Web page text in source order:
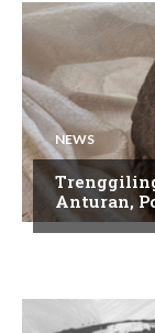
NEWS
Anturan,